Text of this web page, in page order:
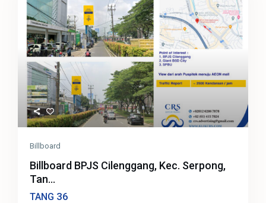
Billboard
Billboard BPJS Cilenggang, Kec. Serpong,
Tan...
TANG 36